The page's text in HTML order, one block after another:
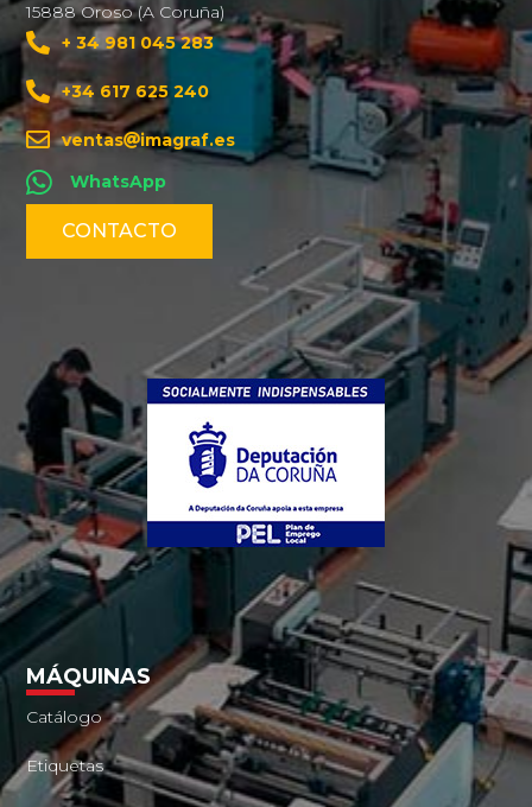
MÁQUINAS
Catálogo
Etiquetas
15888 Oroso (A Coruña)
+ 34 981 045 283
+34 617 625 240
ventas
imagraf.es
WhatsApp
CONTACTO